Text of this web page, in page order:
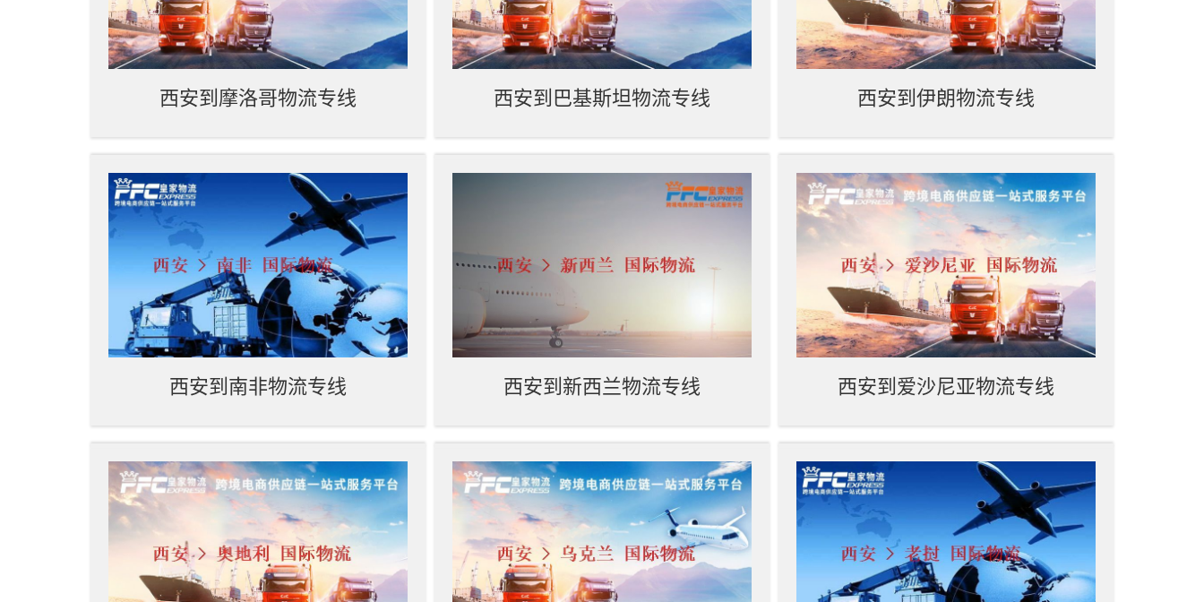
西安到摩洛哥物流专线 西安到巴基斯坦物流专线 西安到伊朗物流专线
西安到南非物流专线 西安到新西兰物流专线 西安到爱沙尼亚物流专线